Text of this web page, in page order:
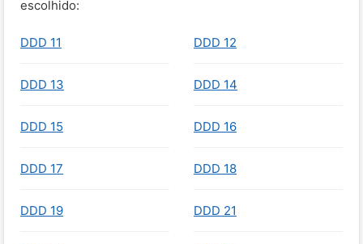
escolhido:
DDD 11 DDD 12
DDD 13 DDD 14
DDD 15 DDD 16
DDD 17 DDD 18
DDD 19 DDD 21